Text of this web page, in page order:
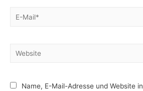
E-
Website
Name, E-Mail-Adresse und Website